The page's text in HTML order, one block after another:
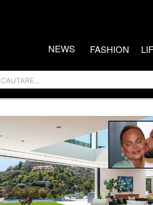
NEWS FASHION